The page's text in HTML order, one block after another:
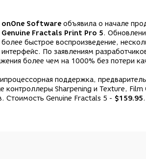
onOne Software объявила о начале
Genuine Fractals Print Pro 5.
более быстрое воспроизведение,
интерфейс. По заявлениям
более чем на 1000% без потери
поддержка,
контроллеры Sharpening и Texture,
Стоимость Genuine Fractals 5 - $159.95.